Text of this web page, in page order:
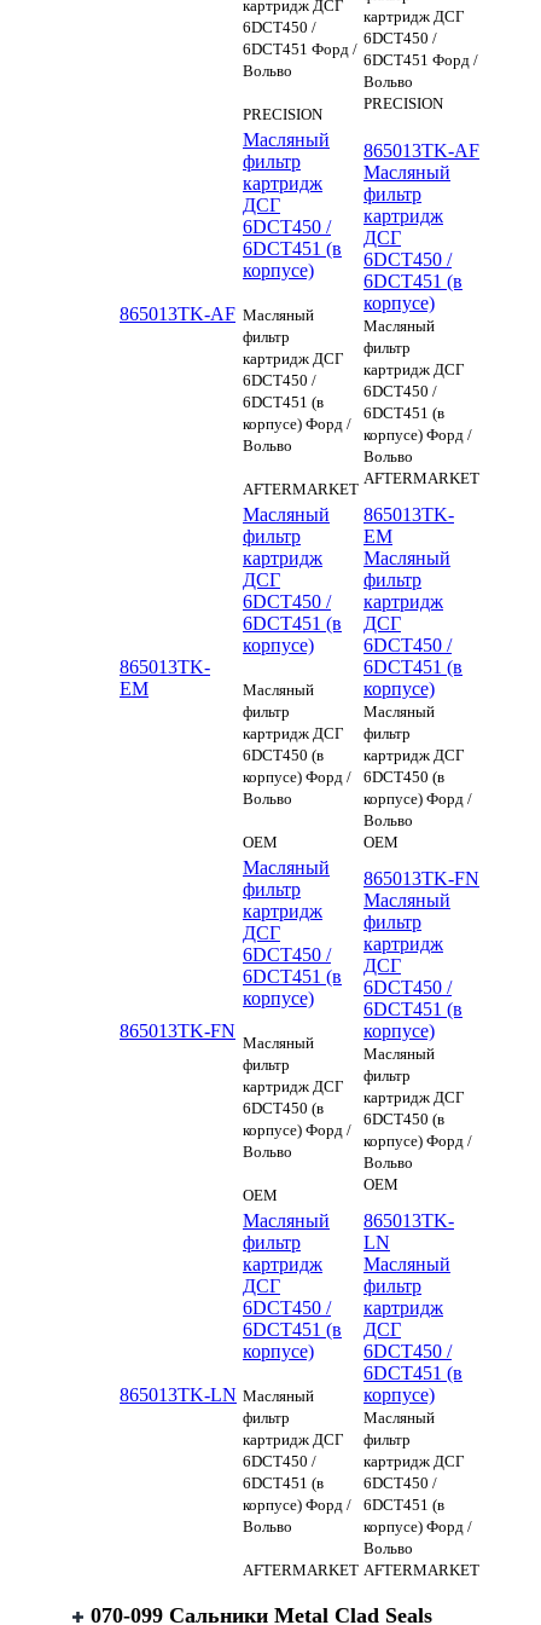
картридж ДСГ
6DCT450 /
6DCT451 Форд /
Вольво
PRECISION
картридж ДСГ
6DCT450 /
6DCT451 Форд /
Вольво
PRECISION
865013TK-AF
Масляный
фильтр
картридж
ДСГ
6DCT450 /
6DCT451 (в
корпусе)
Масляный
фильтр
картридж ДСГ
6DCT450 /
6DCT451 (в
корпусе) Форд /
Вольво
AFTERMARKET
865013TK-AF
Масляный
фильтр
картридж
ДСГ
6DCT450 /
6DCT451 (в
корпусе)
Масляный
фильтр
картридж ДСГ
6DCT450 /
6DCT451 (в
корпусе) Форд /
Вольво
AFTERMARKET
865013TK-
EM
Масляный
фильтр
картридж
ДСГ
6DCT450 /
6DCT451 (в
корпусе)
Масляный
фильтр
картридж ДСГ
6DCT450 (в
корпусе) Форд /
Вольво
OEM
865013TK-
EM
Масляный
фильтр
картридж
ДСГ
6DCT450 /
6DCT451 (в
корпусе)
Масляный
фильтр
картридж ДСГ
6DCT450 (в
корпусе) Форд /
Вольво
OEM
865013TK-FN
Масляный
фильтр
картридж
ДСГ
6DCT450 /
6DCT451 (в
корпусе)
Масляный
фильтр
картридж ДСГ
6DCT450 (в
корпусе) Форд /
Вольво
OEM
865013TK-FN
Масляный
фильтр
картридж
ДСГ
6DCT450 /
6DCT451 (в
корпусе)
Масляный
фильтр
картридж ДСГ
6DCT450 (в
корпусе) Форд /
Вольво
OEM
865013TK-LN
Масляный
фильтр
картридж
ДСГ
6DCT450 /
6DCT451 (в
корпусе)
Масляный
фильтр
картридж ДСГ
6DCT450 /
6DCT451 (в
корпусе) Форд /
Вольво
AFTERMARKET
865013TK-
LN
Масляный
фильтр
картридж
ДСГ
6DCT450 /
6DCT451 (в
корпусе)
Масляный
фильтр
картридж ДСГ
6DCT450 /
6DCT451 (в
корпусе) Форд /
Вольво
AFTERMARKET
070-099 Сальники Metal Clad Seals